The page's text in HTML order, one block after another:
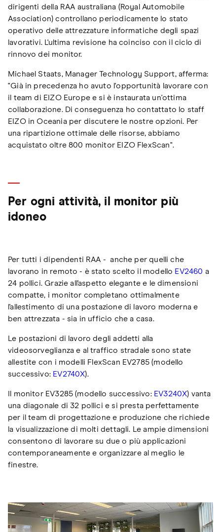
dirigenti della RAA australiana (Royal Automobile
Association) controllano periodicamente lo stato
operativo delle attrezzature informatiche degli spazi
lavorativi. L'ultima revisione ha coinciso con il ciclo di
rinnovo dei monitor.
Michael Staats, Manager Technology Support, afferma:
"Già in precedenza ho avuto l'opportunità lavorare con
il team di EIZO Europe e si è instaurata un'ottima
collaborazione. Di conseguenza ho contattato lo staff
EIZO in Oceania per discutere le nostre opzioni. Per
una ripartizione ottimale delle risorse, abbiamo
acquistato oltre 800 monitor EIZO FlexScan".
Per ogni attività, il monitor più
idoneo
Per tutti i dipendenti RAA - anche per quelli che
lavorano in remoto - è stato scelto il modello EV2460 a
24 pollici. Grazie all'aspetto elegante e le dimensioni
compatte, i monitor completano ottimalmente
l'allestimento di una postazione di lavoro moderna e
ben attrezzata - sia in ufficio che a casa.
Le postazioni di lavoro degli addetti alla
videosorveglianza e al traffico stradale sono state
allestite con i modelli FlexScan EV2785 (modello
successivo: EV2740X).
Il monitor EV3285 (modello successivo: EV3240X) vanta
una diagonale di 32 pollici e si presta perfettamente
per il team di progettazione e produzione che richiede
la visualizzazione di molti dettagli. Le ampie dimensioni
consentono di lavorare su due o più applicazioni
contemporaneamente e organizzare al meglio le
finestre.